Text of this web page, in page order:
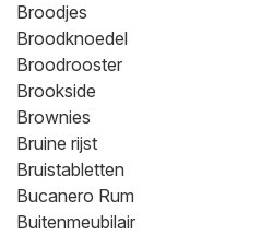
Broodjes
Broodknoedel
Broodrooster
Brookside
Brownies
Bruine rijst
Bruistabletten
Bucanero Rum
Buitenmeubilair